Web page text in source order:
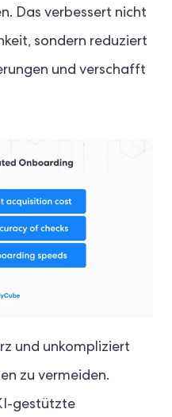
Das verbessert nicht
sondern reduziert
und verschafft
und unkompliziert
zu vermeiden.
gestützte